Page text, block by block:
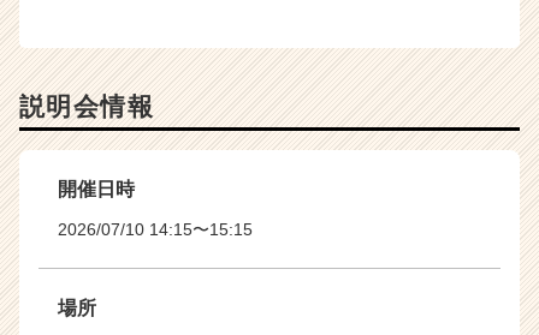
説明会情報
開催日時
2026/07/10 14:15〜15:15
場所